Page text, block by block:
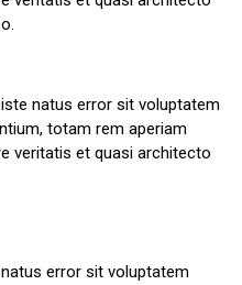
natus error sit voluptatem
totam rem aperiam
veritatis et quasi architecto
error sit voluptatem